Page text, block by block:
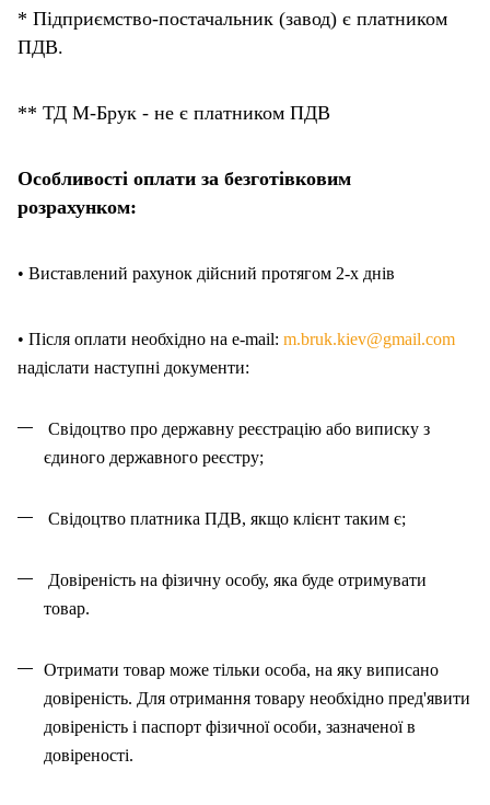
* Підприємство-постачальник (завод) є платником
ПДВ.
** ТД М-Брук - не є платником ПДВ
Особливості оплати за безготівковим
розрахунком:
• Виставлений рахунок дійсний протягом 2-х днів
• Після оплати необхідно на e-mail: m.bruk.kiev@gmail.com
надіслати наступні документи:
Свідоцтво про державну реєстрацію або виписку з
єдиного державного реєстру;
Свідоцтво платника ПДВ, якщо клієнт таким є;
Довіреність на фізичну особу, яка буде отримувати
товар.
Отримати товар може тільки особа, на яку виписано
довіреність. Для отримання товару необхідно пред'явити
довіреність і паспорт фізичної особи, зазначеноїв
довіреності.